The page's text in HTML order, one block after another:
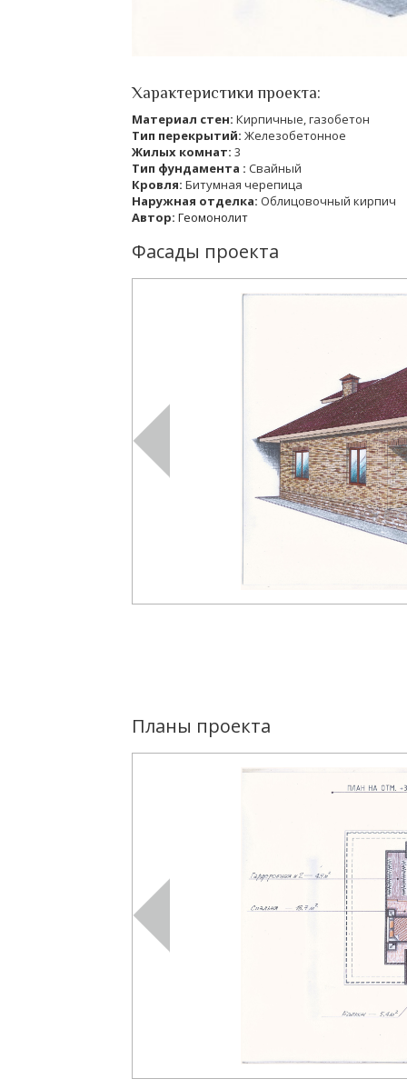
Характеристики проекта:
Материал стен: Кирпичные, газобетон
Тип перекрытий: Железобетонное
Жилых комнат: 3
Тип фундамента : Свайный
Кровля: Битумная черепица
Наружная отделка: Облицовочный кирпич
Автор: Геомонолит
Фасады проекта
Планы проекта